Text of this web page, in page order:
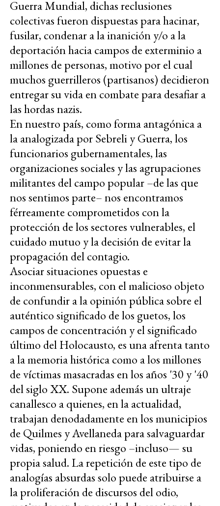
Guerra Mundial, dichas reclusiones
colectivas fueron dispuestas para hacinar,
fusilar, condenar a la inanición y/o a la
deportación hacia campos de exterminio a
millones de personas, motivo por el cual
muchos guerrilleros (partisanos) decidieron
entregar su vida en combate para desafiar a
las hordas nazis.
En nuestro país, como forma antagónica a
la analogizada por Sebreli y Guerra, los
funcionarios gubernamentales, las
organizaciones sociales y las agrupaciones
militantes del campo popular –de las que
nos sentimos parte– nos encontramos
férreamente comprometidos con la
protección de los sectores vulnerables, el
cuidado mutuo y la decisión de evitar la
propagación del contagio.
Asociar situaciones opuestas e
inconmensurables, con el malicioso objeto
de confundir a la opinión pública sobre el
auténtico significado de los guetos, los
campos de concentración y el significado
último del Holocausto, es una afrenta tanto
a la memoria histórica como a los millones
de víctimas masacradas en los años '30 y '40
del siglo XX. Supone además un ultraje
canallesco a quienes, en la actualidad,
trabajan denodadamente en los municipios
de Quilmes y Avellaneda para salvaguardar
vidas, poniendo en riesgo –incluso— su
propia salud. La repetición de este tipo de
analogías absurdas solo puede atribuirse a
la proliferación de discursos del odio,